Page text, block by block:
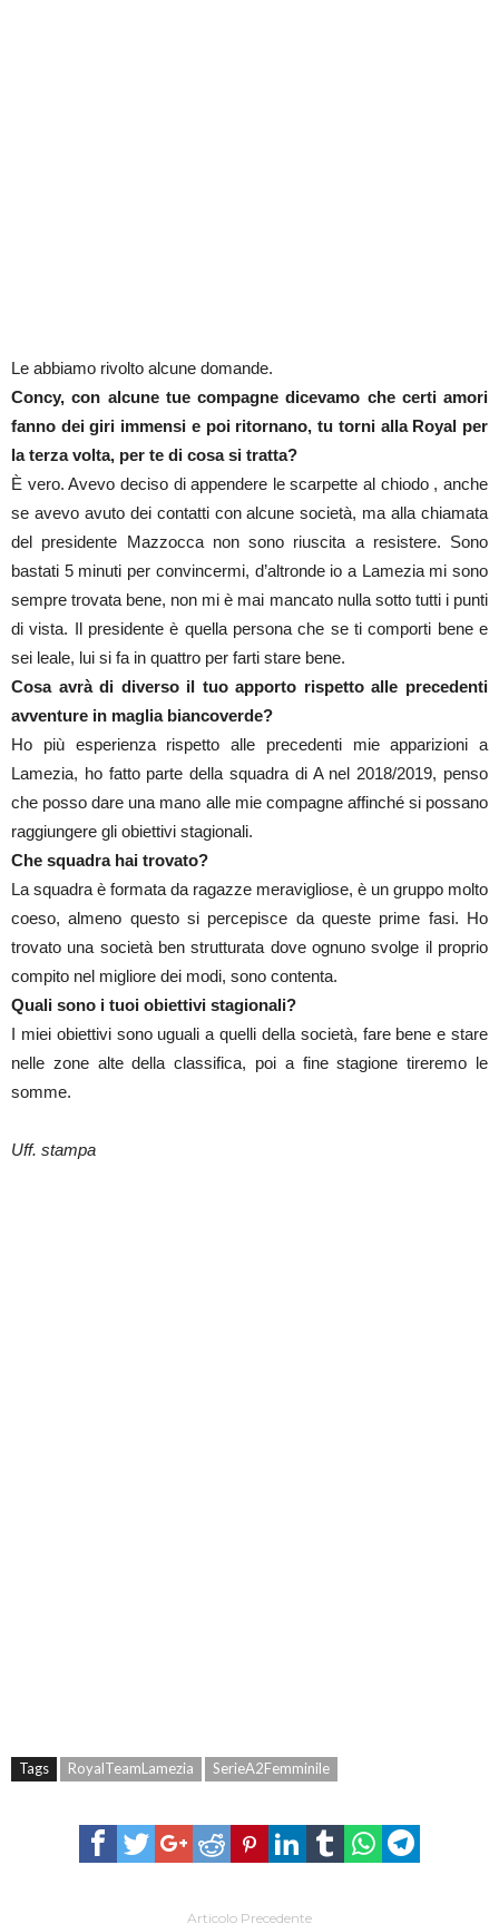
Le abbiamo rivolto alcune domande.
Concy, con alcune tue compagne dicevamo che certi amori
fanno dei giri immensi e poi ritornano, tu torni alla Royal per
la terza volta, per te di cosa si tratta?
È vero. Avevo deciso di appendere le scarpette al chiodo , anche
se avevo avuto dei contatti con alcune società, ma alla chiamata
del presidente Mazzocca non sono riuscita a resistere. Sono
bastati 5 minuti per convincermi, d’altronde io a Lamezia mi sono
sempre trovata bene, non mi è mai mancato nulla sotto tutti i punti
di vista. Il presidente è quella persona che se ti comporti bene e
sei leale, lui si fa in quattro per farti stare bene.
Cosa avrà di diverso il tuo apporto rispetto alle precedenti
avventure in maglia biancoverde?
Ho più esperienza rispetto alle precedenti mie apparizioni a
Lamezia, ho fatto parte della squadra di A nel 2018/2019, penso
che posso dare una mano alle mie compagne affinché si possano
raggiungere gli obiettivi stagionali.
Che squadra hai trovato?
La squadra è formata da ragazze meravigliose, è un gruppo molto
coeso, almeno questo si percepisce da queste prime fasi. Ho
trovato una società ben strutturata dove ognuno svolge il proprio
compito nel migliore dei modi, sono contenta.
Quali sono i tuoi obiettivi stagionali?
I miei obiettivi sono uguali a quelli della società, fare bene e stare
nelle zone alte della classifica, poi a fine stagione tireremo le
somme.
Uff. stampa
Tags RoyalTeamLamezia SerieA2Femminile
Articolo Precedente